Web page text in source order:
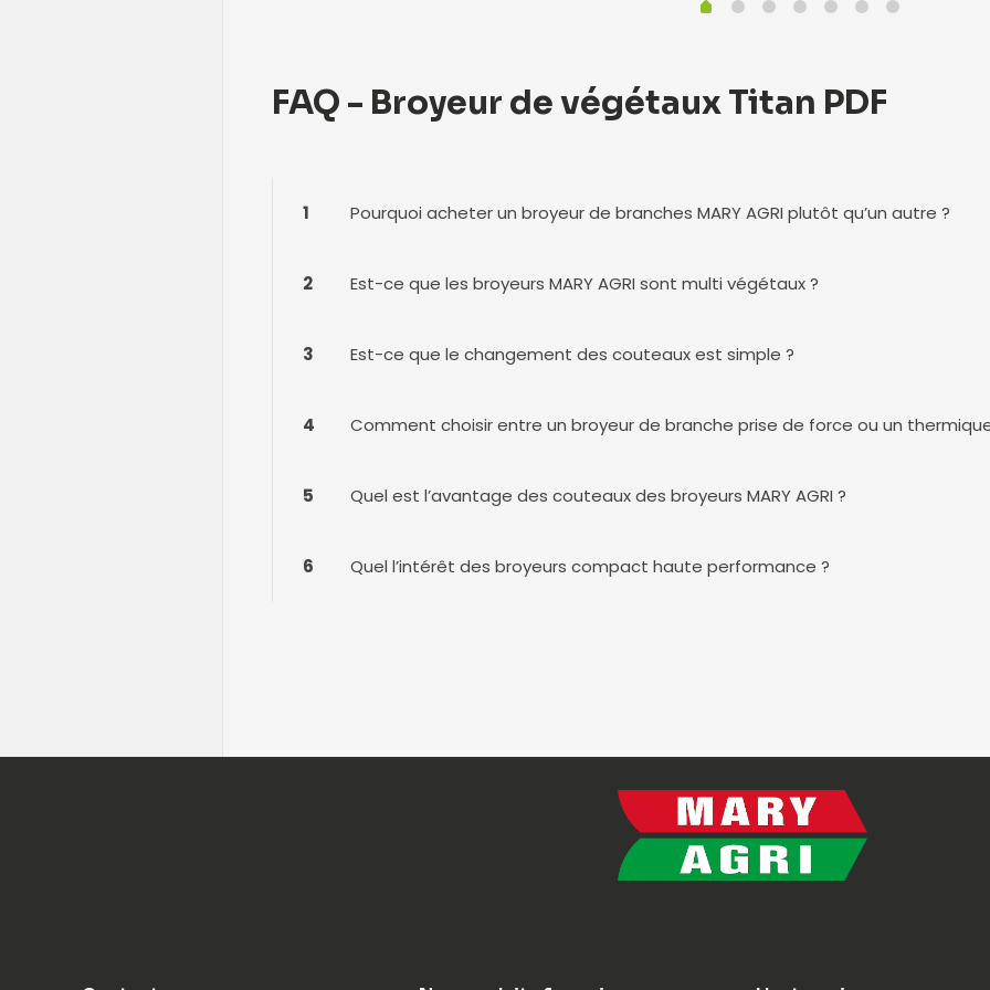
FAQ - Broyeur de végétaux Titan PDF
1 Pourquoi acheter un broyeur de branches MARY AGRI plutôt qu’un autre ?
2 Est-ce que les broyeurs MARY AGRI sont multi végétaux ?
3 Est-ce que le changement des couteaux est simple ?
4 Comment choisir entre un broyeur de branche prise de force ou un
5 Quel est l’avantage des couteaux des broyeurs MARY AGRI ?
6 Quel l’intérêt des broyeurs compact haute performance ?